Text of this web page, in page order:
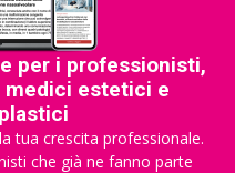
per i professionisti,
estetici e
tua crescita professionale.
che già ne fanno parte